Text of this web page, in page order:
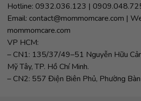
Hotline: 0932.036.123 |
Email: contact@mommomcare.com |
mommomcare.com
VP HCM:
– CN1: 135/37/49–51 Nguyễn Hữu
Mỹ Tây, TP. Hồ Chí Minh.
– CN2: 557 Điện Biên Phủ, Phường Bàn